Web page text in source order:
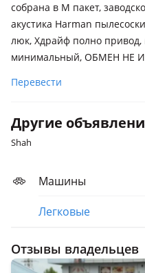
собрана в М пакет,
акустика Harman
люк, Хдрайф полно привод,
минимальный, ОБМЕН НЕ
Перевести
Другие
Shah
Машины
Легковые
Отзывы владельцев